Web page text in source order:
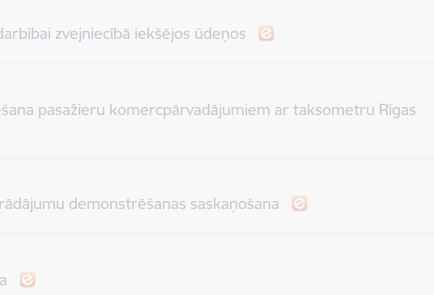
zvejniecībā iekšējos ūdeņos
pasažieru komercpārvadājumiem ar taksometru Rīgas
demonstrēšanas saskaņošana